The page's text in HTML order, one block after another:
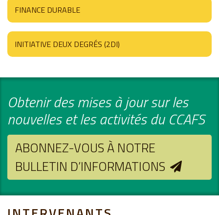
FINANCE DURABLE
INITIATIVE DEUX DEGRÉS (2DI)
Obtenir des mises à jour sur les
nouvelles et les activités du CCAFS
ABONNEZ-VOUS À NOTRE
BULLETIN D’INFORMATIONS